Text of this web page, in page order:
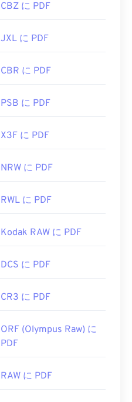
CBZ に PDF
JXL に PDF
CBR に PDF
PSB に PDF
X3F に PDF
NRW に PDF
RWL に PDF
Kodak RAW に PDF
DCS に PDF
CR3 に PDF
ORF (Olympus Raw) に
PDF
RAW に PDF